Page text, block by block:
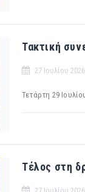
Τακτική
27 Ιουλίου 2026
Τετάρτη 29
Τέλος στη